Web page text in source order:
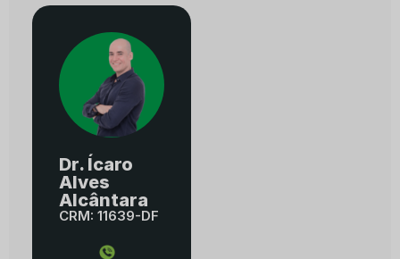
Dr. Ícaro
Alves
Alcântara
CRM: 11639-DF